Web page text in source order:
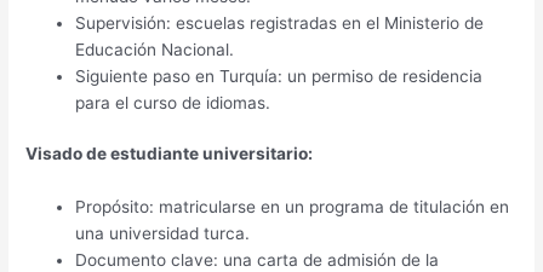
Supervisión: escuelas registradas en el Ministerio de
Educación Nacional.
Siguiente paso en Turquía: un permiso de residencia
para el curso de idiomas.
Visado de estudiante universitario:
Propósito: matricularse en un programa de titulación en
una universidad turca.
Documento clave: una carta de admisión de la